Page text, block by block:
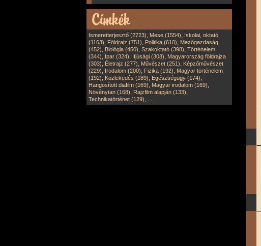
Ismeretterjesztő (2723), Mese (1554), Iskolai, oktató
(1163), Földrajz (751), Politika (610), Mezőgazdaság
(452), Biológia (450), Szakoktató (398), Történelem
(344), Ipar (324), Ifjúsági (308), Magyarország földrajza
(303), Életrajz (277), Művészet (251), Képzőművészet
(229), Irodalom (200), Fizika (192), Magyar történelem
(192), Közlekedés (189), Egészségügy (174),
Hangosított diafilm (169), Magyar irodalom (169),
Növénytan (168), Rajzfilm alapján (133),
Technikatörténet (129),